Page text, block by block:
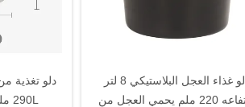
دلو تغذية
290 ملم أعلى مع حجم 6L
دلو غذاء العجل البلاستيكي 8 لتر
ارتفاعه 220 ملم يحمي العجل من